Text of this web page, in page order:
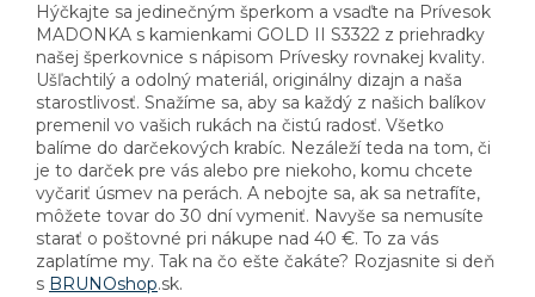
Hýčkajte sa jedinečným šperkom a vsaďte na Prívesok
MADONKA s kamienkami GOLD II S3322 z priehradky
našej šperkovnice s nápisom Prívesky rovnakej kvality.
Ušľachtilý a odolný materiál, originálny dizajn a naša
starostlivosť. Snažíme sa, aby sa každý z našich balíkov
premenil vo vašich rukách na čistú radosť. Všetko
balíme do darčekových krabíc. Nezáleží teda na tom, či
je to darček pre vás alebo pre niekoho, komu chcete
vyčariť úsmev na perách. A nebojte sa, ak sa netrafíte,
môžete tovar do 30 dní vymeniť. Navyše sa nemusíte
starať o poštovné pri nákupe nad 40 €. To za vás
zaplatíme my. Tak na čo ešte čakáte? Rozjasnite si deň
s BRUNOshop.sk.